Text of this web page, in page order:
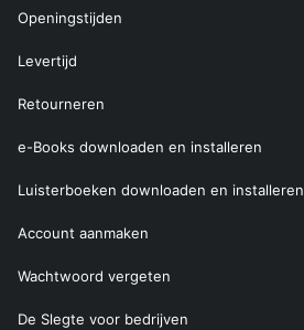
Openingstijden
Levertijd
Retourneren
e-Books downloaden en installeren
Luisterboeken downloaden en installeren
Account aanmaken
Wachtwoord vergeten
De Slegte voor bedrijven